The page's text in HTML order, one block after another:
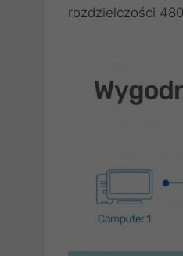
rozdzielczości